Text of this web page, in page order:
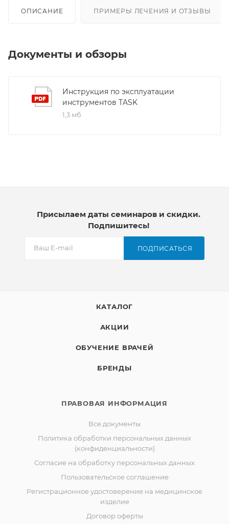
ОПИСАНИЕ ПРИМЕРЫ ЛЕЧЕНИЯ И ОТЗЫВЫ
Документы и обзоры
Инструкция по эксплуатации
инструментов TASK
1,3 мб
Присылаем даты семинаров и скидки.
Подпишитесь!
ПОДПИСАТЬСЯ
КАТАЛОГ
АКЦИИ
ОБУЧЕНИЕ ВРАЧЕЙ
БРЕНДЫ
ПРАВОВАЯ ИНФОРМАЦИЯ
Все документы
Политика обработки персональных данных
(конфиденциальности)
Согласие на обработку персональных данных
Пользовательское соглашение
Регистрационное удостоверение на медицинское
изделие
Договор оферты